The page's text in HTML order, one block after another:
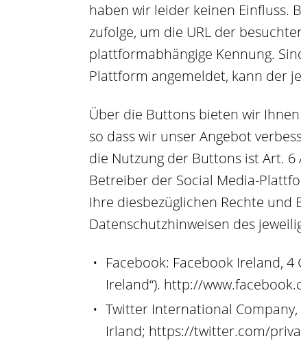
haben wir leider keinen Einfluss.
zufolge, um die URL der
plattformabhängige Kennung.
Plattform angemeldet, kann der
Über die Buttons bieten wir
so dass wir unser Angebot
die Nutzung der Buttons ist Art. 6
Betreiber der Social Media-
Ihre diesbezüglichen Rechte
Datenschutzhinweisen des
Facebook: Facebook Ireland,
Ireland“). http://
Twitter International Company,
Irland; https://twitter.com/